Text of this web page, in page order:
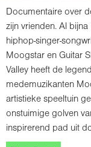
Documentaire over
zijn vrienden. Al
hiphop-singer-
Moogstar en Guitar
Valley heeft de
medemuzikanten
artistieke speeltuin
onstuimige golven
inspirerend pad uit